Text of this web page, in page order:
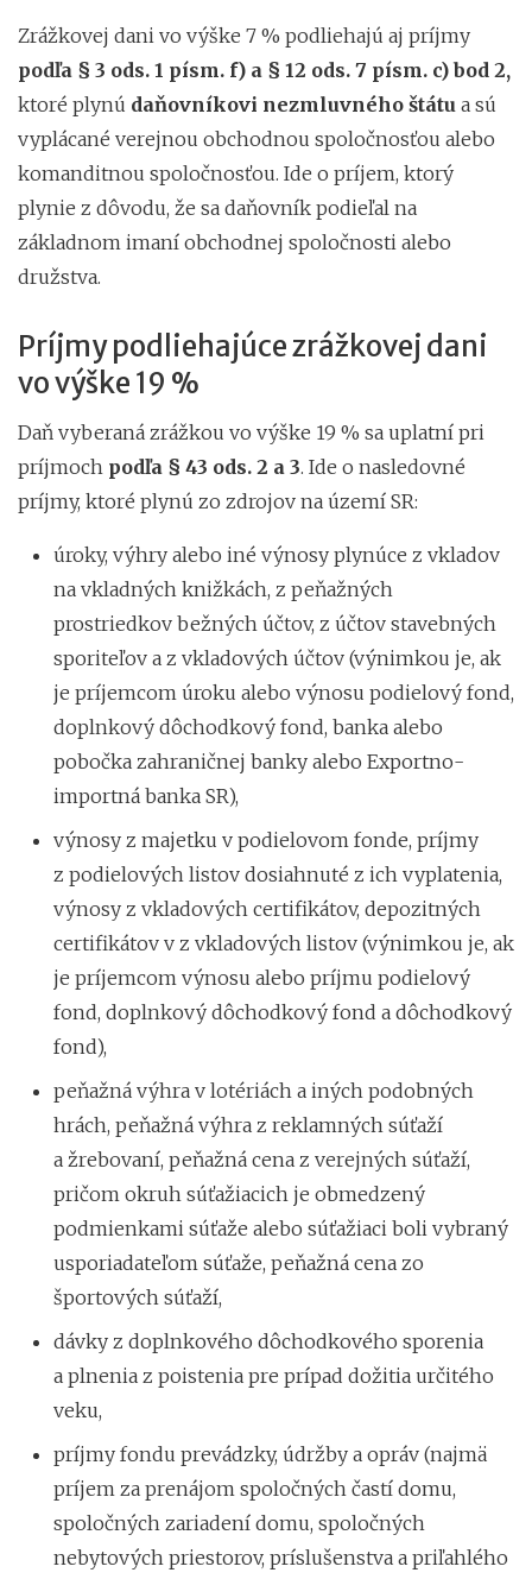
Zrážkovej dani vo výške 7 % podliehajú aj príjmy
podľa § 3 ods. 1 písm. f) a § 12 ods. 7 písm. c) bod 2,
ktoré plynú daňovníkovi nezmluvného štátu a sú
vyplácané verejnou obchodnou spoločnosťou alebo
komanditnou spoločnosťou. Ide o príjem, ktorý
plynie z dôvodu, že sa daňovník podieľal na
základnom imaní obchodnej spoločnosti alebo
družstva.
Príjmy podliehajúce zrážkovej dani
vo výške 19 %
Daň vyberaná zrážkou vo výške 19 % sa uplatní pri
príjmoch podľa § 43 ods. 2 a 3. Ide o nasledovné
príjmy, ktoré plynú zo zdrojov na území SR:
úroky, výhry alebo iné výnosy plynúce z vkladov
na vkladných knižkách, z peňažných
prostriedkov bežných účtov, z účtov stavebných
sporiteľov a z vkladových účtov (výnimkou je, ak
je príjemcom úroku alebo výnosu podielový fond,
doplnkový dôchodkový fond, banka alebo
pobočka zahraničnej banky alebo Exportno-
importná banka SR),
výnosy z majetku v podielovom fonde, príjmy
z podielových listov dosiahnuté z ich vyplatenia,
výnosy z vkladových certifikátov, depozitných
certifikátov v z vkladových listov (výnimkou je, ak
je príjemcom výnosu alebo príjmu podielový
fond, doplnkový dôchodkový fond a dôchodkový
fond),
peňažná výhra v lotériách a iných podobných
hrách, peňažná výhra z reklamných súťaží
a žrebovaní, peňažná cena z verejných súťaží,
pričom okruh súťažiacich je obmedzený
podmienkami súťaže alebo súťažiaci boli vybraný
usporiadateľom súťaže, peňažná cena zo
športových súťaží,
dávky z doplnkového dôchodkového sporenia
a plnenia z poistenia pre prípad dožitia určitého
veku,
príjmy fondu prevádzky, údržby a opráv (najmä
príjem za prenájom spoločných častí domu,
spoločných zariadení domu, spoločných
nebytových priestorov, príslušenstva a priľahlého